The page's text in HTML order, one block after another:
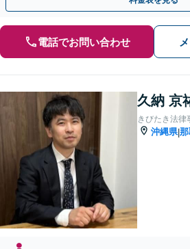
電話でお問い合わせ
久納 京
きびたき法律
沖縄県|